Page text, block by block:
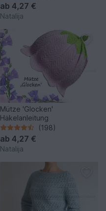
ab 4,27 €
Natalija
Mütze 'Glocken'
Häkelanleitung
(198)
ab 4,27 €
Natalija